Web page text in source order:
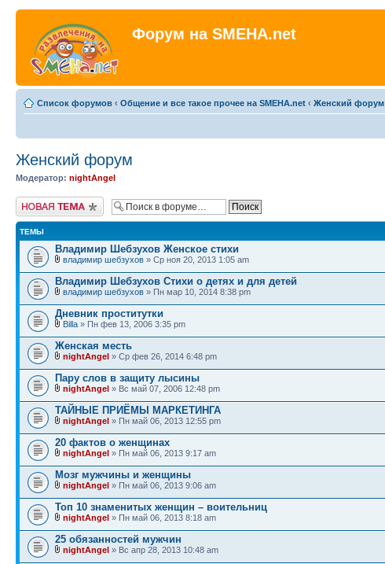
Форум на SMEHA.net
Список форумов ‹ Общение и все такое прочее на SMEHA.net ‹ Женский форум
Женский форум
Модератор: nightAngel
Новая тема
ТЕМЫ
Владимир Шебзухов Женское стихи
владимир шебзухов » Ср ноя 20, 2013 1:05 am
Владимир Шебзухов Стихи о детях и для детей
владимир шебзухов » Пн мар 10, 2014 8:38 pm
Дневник проститутки
Billa » Пн фев 13, 2006 3:35 pm
Женская месть
nightAngel » Ср фев 26, 2014 6:48 pm
Пару слов в защиту лысины
nightAngel » Вс май 07, 2006 12:48 pm
ТАЙНЫЕ ПРИЁМЫ МАРКЕТИНГА
nightAngel » Пн май 06, 2013 12:55 pm
20 фактов о женщинах
nightAngel » Пн май 06, 2013 9:17 am
Мозг мужчины и женщины
nightAngel » Пн май 06, 2013 9:06 am
Топ 10 знаменитых женщин – воительниц
nightAngel » Пн май 06, 2013 8:18 am
25 обязанностей мужчин
nightAngel » Вс апр 28, 2013 10:48 am